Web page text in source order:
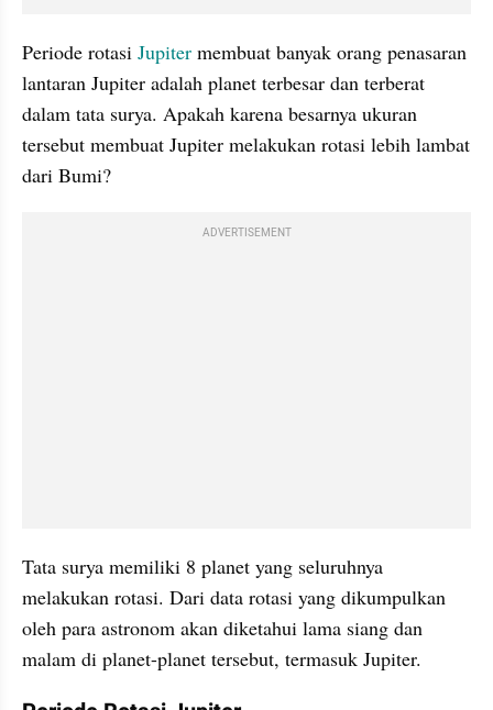
Periode rotasi Jupiter membuat banyak orang penasaran
lantaran Jupiter adalah planet terbesar dan terberat
dalam tata surya. Apakah karena besarnya ukuran
tersebut membuat Jupiter melakukan rotasi lebih lambat
dari Bumi?
ADVERTISEMENT
Tata surya memiliki 8 planet yang seluruhnya
melakukan rotasi. Dari data rotasi yang dikumpulkan
oleh para astronom akan diketahui lama siang dan
malam di planet-planet tersebut, termasuk Jupiter.